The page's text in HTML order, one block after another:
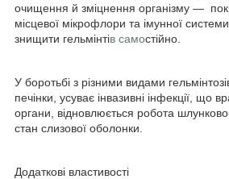
очищення й зміцнення організму —
місцевої мікрофлори та імунної
знищити гельмінтів самостійно.
У боротьбі з різними видами
печінки, усуває інвазивні інфекції, що
органи, відновлюється робота
стан слизової оболонки.
Додаткові властивості